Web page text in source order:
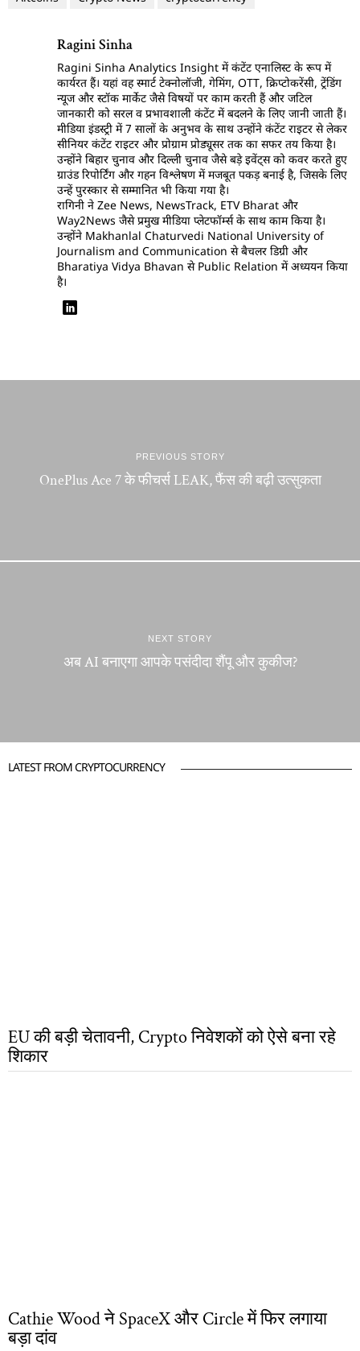
Ragini Sinha
Ragini Sinha Analytics Insight में कंटेंट एनालिस्ट के रूप में
कार्यरत हैं। यहां वह स्मार्ट टेक्नोलॉजी, गेमिंग, OTT, क्रिप्टोकरेंसी, ट्रेंडिंग
न्यूज और स्टॉक मार्केट जैसे विषयों पर काम करती हैं और जटिल
जानकारी को सरल व प्रभावशाली कंटेंट में बदलने के लिए जानी जाती हैं।
मीडिया इंडस्ट्री में 7 सालों के अनुभव के साथ उन्होंने कंटेंट राइटर से लेकर
सीनियर कंटेंट राइटर और प्रोग्राम प्रोड्यूसर तक का सफर तय किया है।
उन्होंने बिहार चुनाव और दिल्ली चुनाव जैसे बड़े इवेंट्स को कवर करते हुए
ग्राउंड रिपोर्टिंग और गहन विश्लेषण में मजबूत पकड़ बनाई है, जिसके लिए
उन्हें पुरस्कार से सम्मानित भी किया गया है।
रागिनी ने Zee News, NewsTrack, ETV Bharat और
Way2News जैसे प्रमुख मीडिया प्लेटफॉर्म्स के साथ काम किया है।
उन्होंने Makhanlal Chaturvedi National University of
Journalism and Communication से बैचलर डिग्री और
Bharatiya Vidya Bhavan से Public Relation में अध्ययन किया
है।
PREVIOUS STORY
OnePlus Ace 7 के फीचर्स LEAK, फैंस की बढ़ी उत्सुकता
NEXT STORY
अब AI बनाएगा आपके पसंदीदा शैंपू और कुकीज?
LATEST FROM CRYPTOCURRENCY
EU की बड़ी चेतावनी, Crypto निवेशकों को ऐसे बना रहे
शिकार
Cathie Wood ने SpaceX और Circle में फिर लगाया
बड़ा दांव